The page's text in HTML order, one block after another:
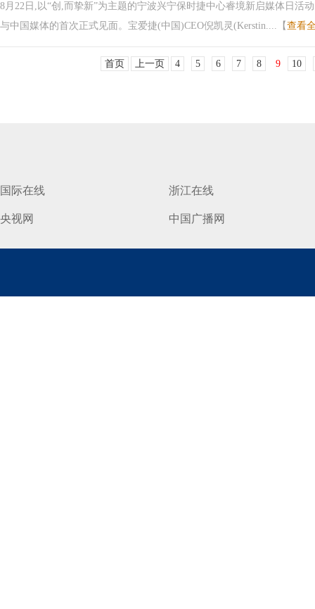
8月22日,以“创,而挚新”为主题的宁波兴宁保时捷中心睿境新启媒体日活
与中国媒体的首次正式见面。宝爱捷(中国)CEO倪凯灵(Kerstin....【 查看
首页 上一页 4 5 6 7 8 9 10
国际在线 浙江在线
央视网 中国广播网